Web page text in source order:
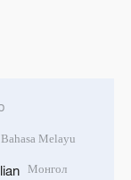
Bahasa Melayu
Монгол